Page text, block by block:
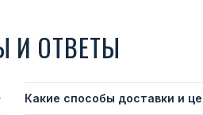
И ОТВЕТЫ
Какие способы доставки и